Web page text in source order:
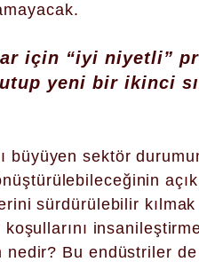
için “iyi niyetli”
yeni bir ikinci
büyüyen sektör
sürdürülebilir kılmak
Bu endüstriler de